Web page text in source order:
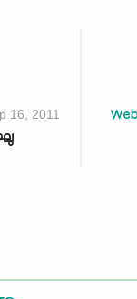
16, 2011